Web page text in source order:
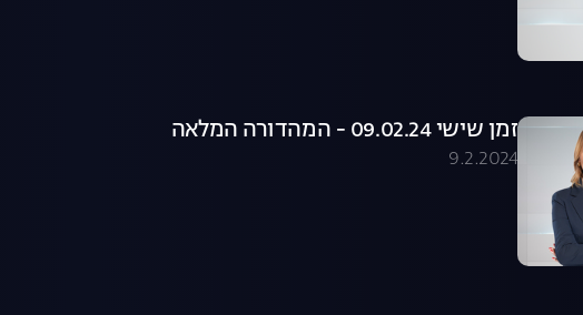
זמן שישי 09.02.24 - המהדורה המלאה
9.2.2024